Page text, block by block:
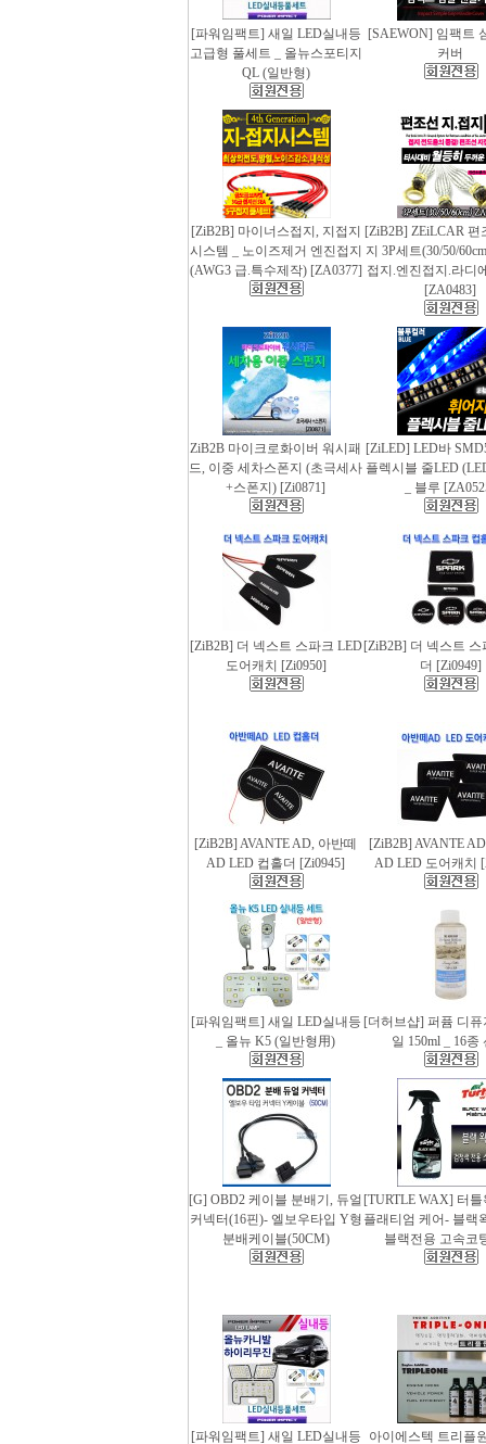
[파워임팩트] 새일 LED실내등
고급형 풀세트 _ 올뉴스포티지
QL (일반형)
[SAEWON] 임팩트
커버
[ZiB2B] 마이너스접지, 지접지
시스템 _ 노이즈제거 엔진접지
(AWG3 급.특수제작) [ZA0377]
[ZiB2B] ZEiLCAR 편
지 3P세트(30/50/
접지.엔진접지.라디
[ZA0483]
ZiB2B 마이크로화이버 워시패
드, 이중 세차스폰지 (초극세사
+스폰지) [Zi0871]
[ZiLED] LED바
플렉시블 줄LED
_ 블루
[ZiB2B] 더 넥스트 스파크 LED
도어캐치 [Zi0950]
[ZiB2B] 더 넥스트 스
더 [Zi0949]
[ZiB2B] AVANTE AD, 아반떼
AD LED 컵홀더 [Zi0945]
[ZiB2B] AVANTE
AD LED 도어캐치
[파워임팩트] 새일 LED실내등
_ 올뉴 K5 (일반형用)
[더허브샵] 퍼퓸 디
일 150ml _ 16종
[G] OBD2 케이블 분배기, 듀얼
커넥터(16핀)- 엘보우타입 Y형
분배케이블(50CM)
[TURTLE WAX] 터
플래티엄 케어- 블랙
블랙전용 고속코
[파워임팩트] 새일 LED실내등 아이에스텍 트리플